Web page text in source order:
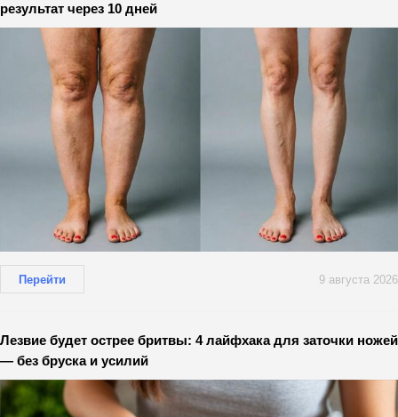
результат через 10 дней
Перейти 9 августа 2026
Лезвие будет острее бритвы: 4 лайфхака для заточки ножей
— без бруска и усилий